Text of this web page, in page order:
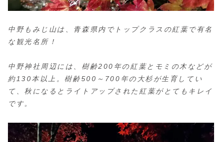
中野もみじ山は、青森県内でトップクラスの紅葉で有名
な観光名所！
中野神社周辺には、樹齢200年の紅葉とモミの木などが
約130本以上。樹齢500～700年の大杉が生育してい
て、秋になるとライトアップされた紅葉がとてもキレイ
です。